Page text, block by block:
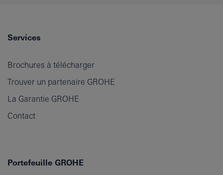
Services
Brochures à télécharger
Trouver un partenaire GROHE
La Garantie GROHE
Contact
Portefeuille GROHE